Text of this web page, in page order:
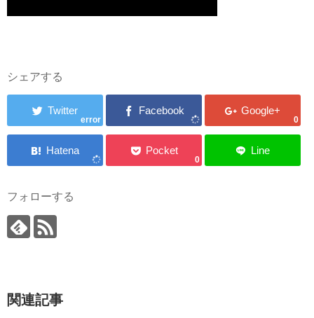
シェアする
error 0
0
フォローする
関連記事